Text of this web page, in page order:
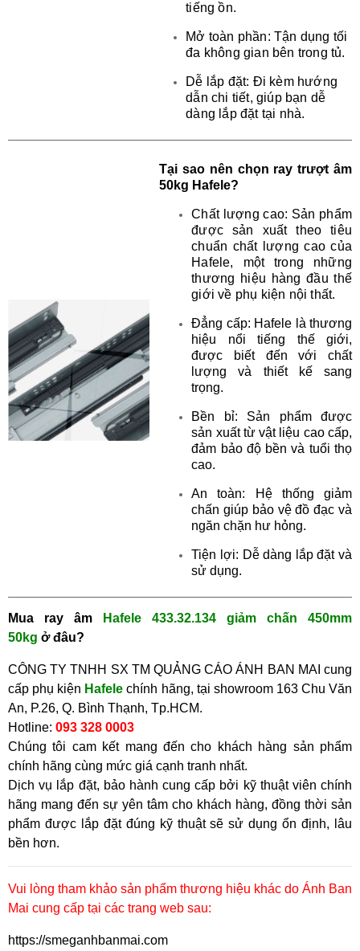
tiếng ồn.
Mở toàn phần: Tận dụng tối
đa không gian bên trong tủ.
Dễ lắp đặt: Đi kèm hướng
dẫn chi tiết, giúp bạn dễ
dàng lắp đặt tại nhà.
Tại sao nên chọn ray trượt âm
50kg Hafele?
Chất lượng cao: Sản phẩm
được sản xuất theo tiêu
chuẩn chất lượng cao của
Hafele, một trong những
thương hiệu hàng đầu thế
giới về phụ kiện nội thất.
Đẳng cấp: Hafele là thương
hiệu nổi tiếng thế giới,
được biết đến với chất
lượng và thiết kế sang
trọng.
Bền bỉ: Sản phẩm được
sản xuất từ vật liệu cao cấp,
đảm bảo độ bền và tuổi thọ
cao.
An toàn: Hệ thống giảm
chấn giúp bảo vệ đồ đạc và
ngăn chặn hư hỏng.
Tiện lợi: Dễ dàng lắp đặt và
sử dụng.
Mua ray âm
Hafele 433.32.134 giảm chấn 450mm
50kg ởđâu?
CÔNG TY TNHH SX TM QUẢNG CÁO ÁNH BAN MAI cung
cấp phụ kiện Hafele chính hãng, tại showroom 163 Chu Văn
An, P.26, Q. Bình Thạnh, Tp.HCM.
Hotline: 093 328 0003
Chúng tôi cam kết mang đến cho khách hàng sản phẩm
chính hãng cùng mức giá cạnh tranh nhất.
Dịch vụ lắp đặt, bảo hành cung cấp bởi kỹ thuật viên chính
hãng mang đến sự yên tâm cho khách hàng, đồng thời sản
phẩm được lắp đặt đúng kỹ thuật sẽ sử dụng ổn định, lâu
bền hơn.
Vui lòng tham khảo sản phẩm thương hiệu khác do Ánh Ban
Mai cung cấp tại các trang web sau:
https://smeganhbanmai.com